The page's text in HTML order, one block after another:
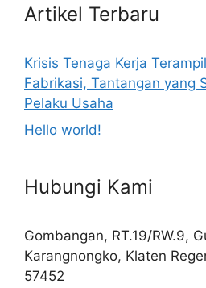
Artikel Terbaru
Krisis Tenaga Kerja
Fabrikasi, Tantangan yang
Pelaku Usaha
Hello world!
Hubungi Kami
Gombangan, RT.19/RW.9,
Karangnongko, Klaten
57452